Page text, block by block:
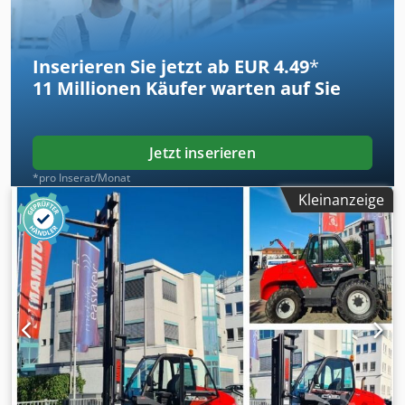
Inserieren Sie jetzt ab EUR 4.49*
11 Millionen Käufer warten auf Sie
Jetzt inserieren
*pro Inserat/Monat
Kleinanzeige